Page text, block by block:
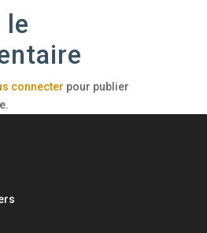
le
connecter pour publier